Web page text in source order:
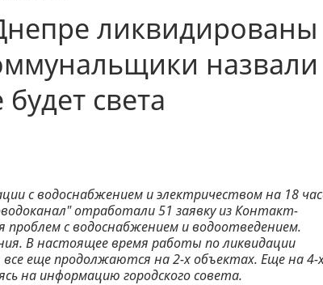
ликвидированы
назвали
света
с водоснабжением и электричеством на 18
отработали 51 заявку из Контакт-
проблем с водоснабжением и водоотведением.
В настоящее время работы по ликвидации
еще продолжаются на 2-х объектах. Еще на 4-
на информацию городского совета.